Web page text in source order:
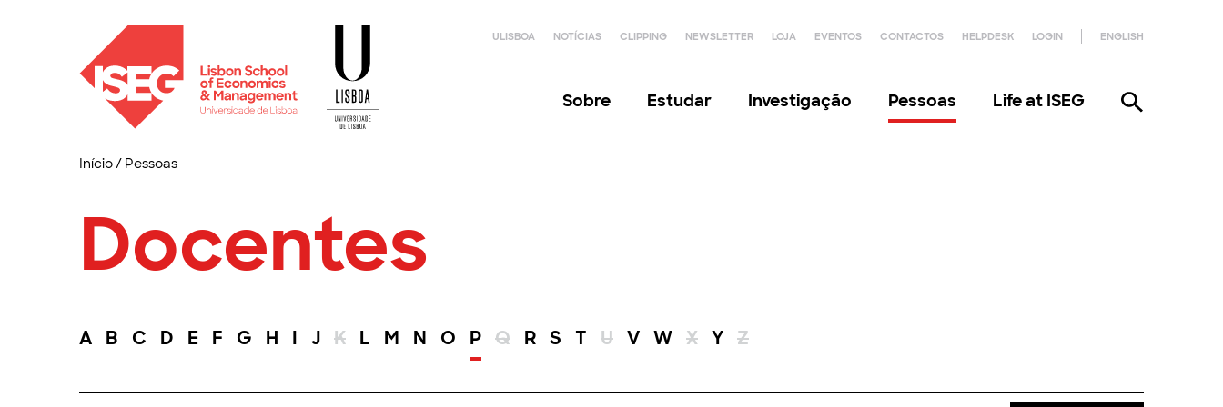
ULISBOA NOTÍCIAS CLIPPING NEWSLETTER LOJA EVENTOS CONTACTOS HELPDESK LOGIN ENGLISH
Sobre Estudar Investigação Pessoas Life at ISEG
Início/ Pessoas
Docentes
A B C D E F G H I J K L M N O P Q R S T U V W X Y Z